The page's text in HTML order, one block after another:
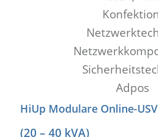
HiUp Modulare Online-USV
(20 – 40 kVA)